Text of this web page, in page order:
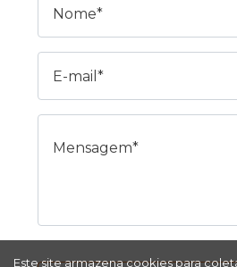
Este site armazena cookies para